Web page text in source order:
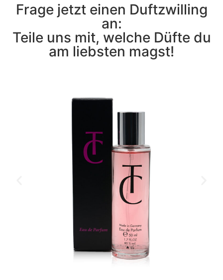
Frage jetzt einen Duftzwilling
an:
Teile uns mit, welche Düfte du
am liebsten magst!